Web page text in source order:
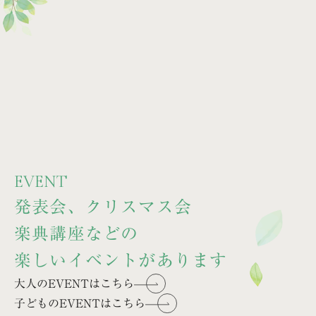
EVENT
発表会、クリスマス会
楽典講座などの
楽しいイベントがあります
大人のEVENTはこちら
子どものEVENTはこちら